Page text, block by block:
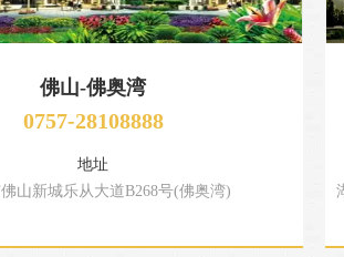
佛山-佛奥湾
0757-28108888
地址
山新城乐从大道B268号(佛奥湾)